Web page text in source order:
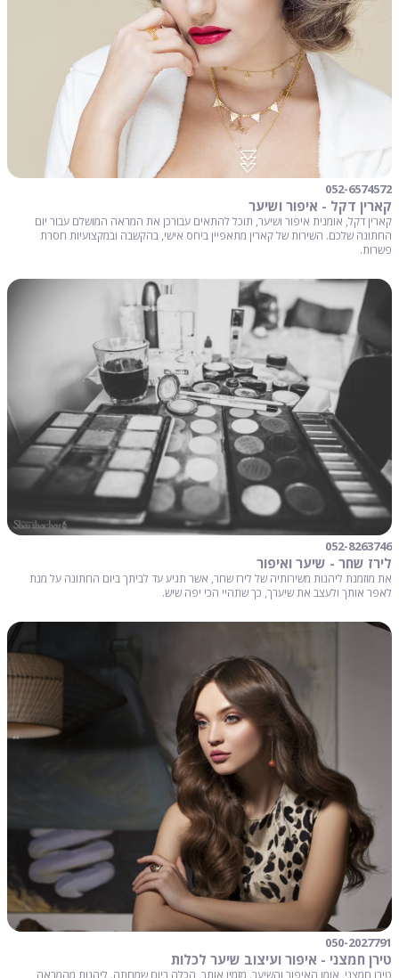
052-6574572
קארין דקל - איפור ושיער
קארין דקל, אומנית איפור ושיער, תוכל להתאים עבורכן את המראה המושלם עבור יום
החתונה שלכם. השירות של קארין מתאפיין ביחס אישי, בהקשבה ובמקצועיות חסרת
פשרות.
052-8263746
לירז שחר - שיער ואיפור
את מוזמנת ליהנות משירותיה של לירז שחר, אשר תגיע עד לביתך ביום החתונה על מנת
לאפר אותך ולעצב את שיערך, כך שתהיי הכי יפה שיש.
050-2027791
טירן חמצני - איפור ועיצוב שיער לכלות
טירן חמצני, אומן האיפור והשיער, מזמין אותך, הכלה ביום שמחתה, ליהנות מהמראה